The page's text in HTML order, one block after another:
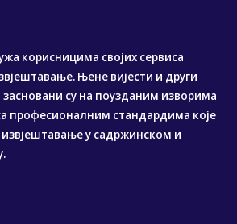
корисницима својих сервиса
Њене вијести и други
су на поузданим изворима
професионалним стандардима које
у садржинском и